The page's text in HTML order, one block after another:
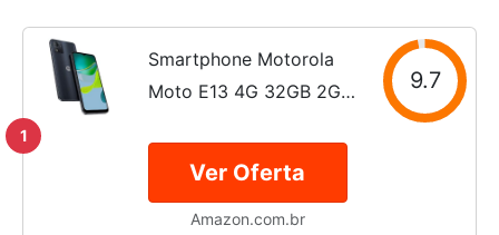
1
Smartphone Motorola
Moto E13 4G 32GB 2GB
9.7
Ver Oferta
Amazon.com.br